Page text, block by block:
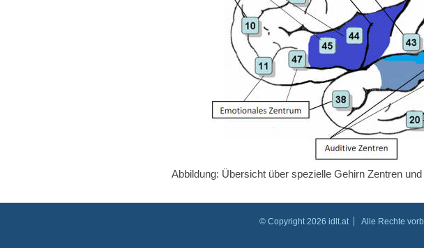
Abbildung: Übersicht über spezielle Gehirn Zentren und
© Copyright 2026 idlt.at Alle Rechte